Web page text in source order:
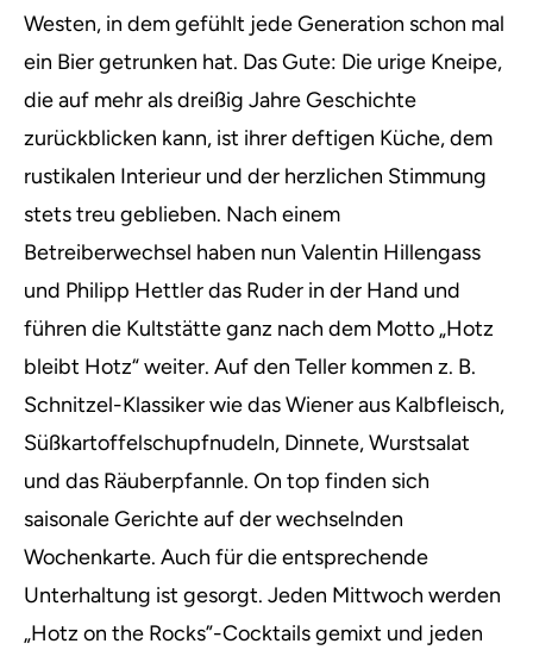
Westen, in dem gefühlt jede Generation schon mal
ein Bier getrunken hat. Das Gute: Die urige Kneipe,
die auf mehr als dreißig Jahre Geschichte
zurückblicken kann, ist ihrer deftigen Küche, dem
rustikalen Interieur und der herzlichen Stimmung
stets treu geblieben. Nach einem
Betreiberwechsel haben nun Valentin Hillengass
und Philipp Hettler das Ruder in der Hand und
führen die Kultstätte ganz nach dem Motto „Hotz
bleibt Hotz“ weiter. Auf den Teller kommen z. B.
Schnitzel-Klassiker wie das Wiener aus Kalbfleisch,
Süßkartoffelschupfnudeln, Dinnete, Wurstsalat
und das Räuberpfannle. On top finden sich
saisonale Gerichte auf der wechselnden
Wochenkarte. Auch für die entsprechende
Unterhaltung ist gesorgt. Jeden Mittwoch werden
„Hotz on the Rocks”-Cocktails gemixt und jeden